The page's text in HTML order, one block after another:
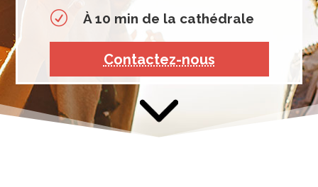
R À 10 min de la cathédrale
Contactez-nous